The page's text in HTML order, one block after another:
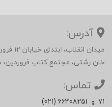
آدرس:
میدان
خان رشتی، مجتمع کتاب فروردین،
تماس:
(021) 66408251 و 71